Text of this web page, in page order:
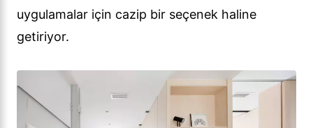
uygulamalar için cazip bir seçenek haline
getiriyor.